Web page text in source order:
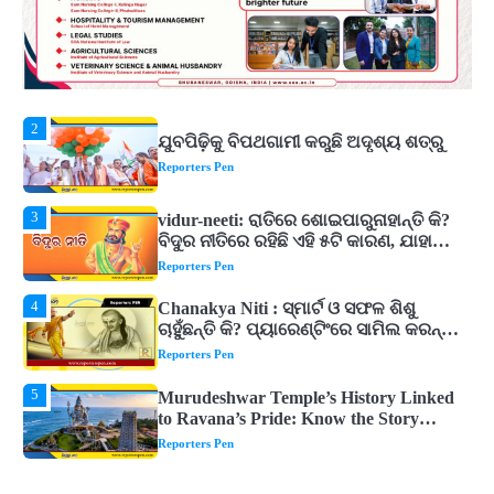
2
ଯୁବପିଢ଼ିକୁ ବିପଥଗାମୀ କରୁଛି ଅଦୃଶ୍ୟ ଶତ୍ରୁ
Reporters Pen
3
vidur-neeti: ରାତିରେ ଶୋଇପାରୁନାହାନ୍ତି କି?
ବିଦୁର ନୀତିରେ ରହିଛି ଏହି ୫ଟି କାରଣ, ଯାହା
ଉଡ଼ାଇ ଦିଏ ନିଦ
Reporters Pen
4
Chanakya Niti : ସ୍ମାର୍ଟ ଓ ସଫଳ ଶିଶୁ
ଚାହୁଁଛନ୍ତି କି? ପ୍ୟାରେଣ୍ଟିଂରେ ସାମିଲ କରନ୍ତୁ
ଚାଣକ୍ୟଙ୍କ ଏହି ୬ଟି କଥା
Reporters Pen
5
Murudeshwar Temple’s History Linked
to Ravana’s Pride: Know the Story
Behind the 123-Foot Shiva Statue by the
Reporters Pen
1
ମହାନଦୀରେ ବଢୁଛି ପାଣି, ହୀରାକୁଦରେ ୧୨ ଗେଟ୍
ଖୋଲିଲା
Reporters Pen